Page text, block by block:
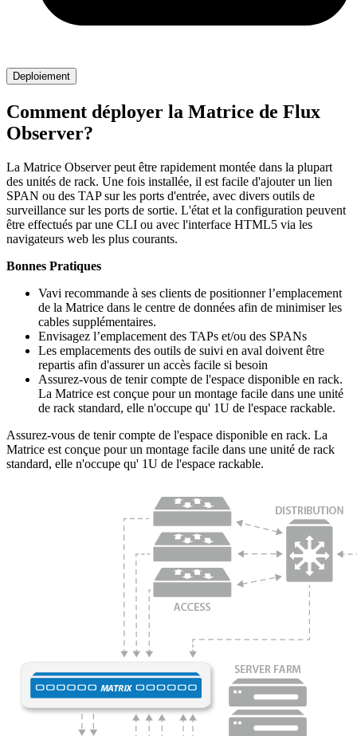
Deploiement
Comment déployer la Matrice de Flux
Observer?
La Matrice Observer peut être rapidement montée dans la plupart
des unités de rack. Une fois installée, il est facile d'ajouter un lien
SPAN ou des TAP sur les ports d'entrée, avec divers outils de
surveillance sur les ports de sortie. L'état et la configuration peuvent
être effectués par une CLI ou avec l'interface HTML5 via les
navigateurs web les plus courants.
Bonnes Pratiques
Vavi recommande à ses clients de positionner l’emplacement
de la Matrice dans le centre de données afin de minimiser les
cables supplémentaires.
Envisagez l’emplacement des TAPs et/ou des SPANs
Les emplacements des outils de suivi en aval doivent être
repartis afin d'assurer un accès facile si besoin
Assurez-vous de tenir compte de l'espace disponible en rack.
La Matrice est conçue pour un montage facile dans une unité
de rack standard, elle n'occupe qu' 1U de l'espace rackable.
Assurez-vous de tenir compte de l'espace disponible en rack. La
Matrice est conçue pour un montage facile dans une unité de rack
standard, elle n'occupe qu' 1U de l'espace rackable.